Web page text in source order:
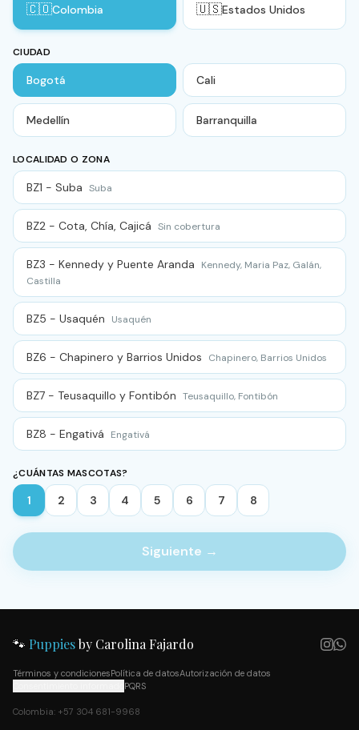
🇨🇴Colombia 🇺🇸Estados Unidos
CIUDAD
Bogotá Cali
Medellín Barranquilla
LOCALIDAD O ZONA
BZ1 - Suba Suba
BZ2 - Cota, Chía, Cajicá Sin cobertura
BZ3 - Kennedy y Puente Aranda
Kennedy, Maria Paz, Galán,
Castilla
BZ5 - Usaquén Usaquén
BZ6 - Chapinero y Barrios Unidos Chapinero, Barrios Unidos
BZ7 - Teusaquillo y Fontibón Teusaquillo, Fontibón
BZ8 - Engativá Engativá
¿CUÁNTAS MASCOTAS?
1 2 3 4 5 6 7 8
Siguiente →
🐾 Puppiesby Carolina Fajardo
Términos y condicionesPolítica de datosAutorización de datos
PQRS
Colombia: +57 304 681-9968